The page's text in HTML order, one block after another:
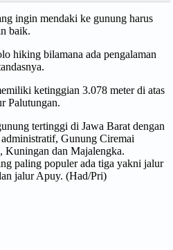
ingin mendaki ke gunung harus
baik.
hiking bilamana ada pengalaman
ketinggian 3.078 meter di atas
Palutungan.
tertinggi di Jawa Barat dengan
Gunung Ciremai
Kuningan dan Majalengka.
paling populer ada tiga yakni jalur
jalur Apuy. (Had/Pri)